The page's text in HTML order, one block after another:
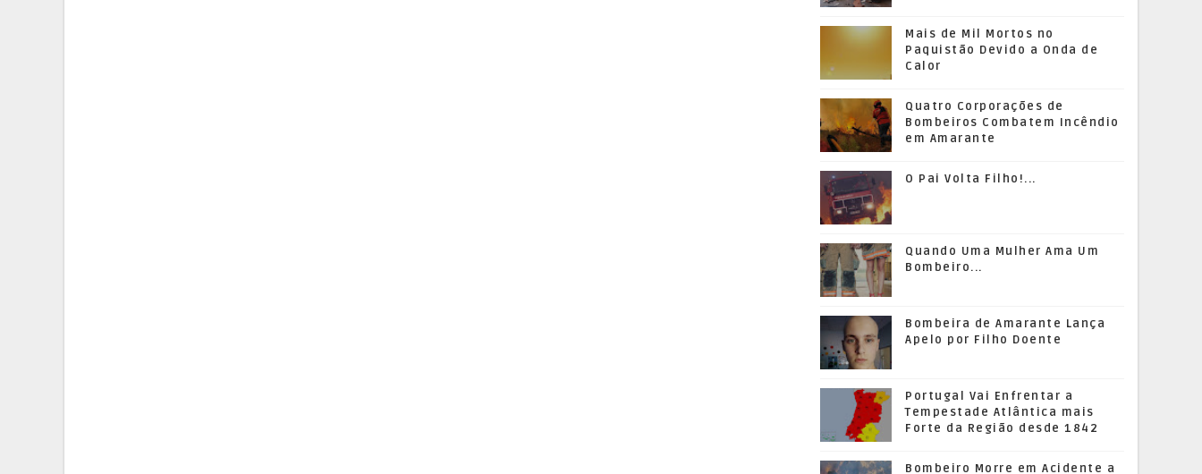
Mais de Mil Mortos no
Paquistão Devido a Onda de
Calor
Quatro Corporações de
Bombeiros Combatem Incêndio
em Amarante
O Pai Volta Filho!...
Quando Uma Mulher Ama Um
Bombeiro...
Bombeira de Amarante Lança
Apelo por Filho Doente
Portugal Vai Enfrentar a
Tempestade Atlântica mais
Forte da Região desde 1842
Bombeiro Morre em Acidente a